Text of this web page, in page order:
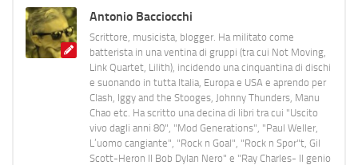
Antonio Bacciocchi
Scrittore, musicista, blogger. Ha militato come
batterista in una ventina di gruppi (tra cui Not Moving,
Link Quartet, Lilith), incidendo una cinquantina di dischi
e suonando in tutta Italia, Europa e USA e aprendo per
Clash, Iggy and the Stooges, Johnny Thunders, Manu
Chao etc. Ha scritto una decina di libri tra cui "Uscito
vivo dagli anni 80", "Mod Generations", "Paul Weller,
L’uomo cangiante", "Rock n Goal", "Rock n Spor"t, Gil
Scott-Heron Il Bob Dylan Nero" e "Ray Charles- Il genio